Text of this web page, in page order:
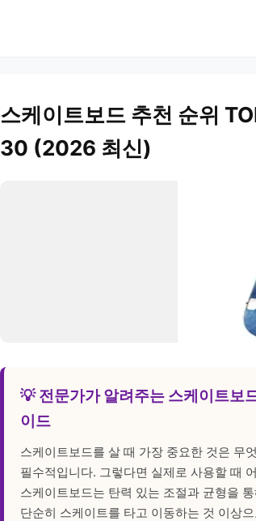
스케이트보드 추천 순위
30 (2026 최신)
💡 전문가가 알려주는 스케이트보
이드
스케이트보드를 살 때 가장 중요한 것은 무
필수적입니다. 그렇다면 실제로 사용할 때
스케이트보드는 탄력 있는 조절과 균형을
단순히 스케이트를 타고 이동하는 것 이상